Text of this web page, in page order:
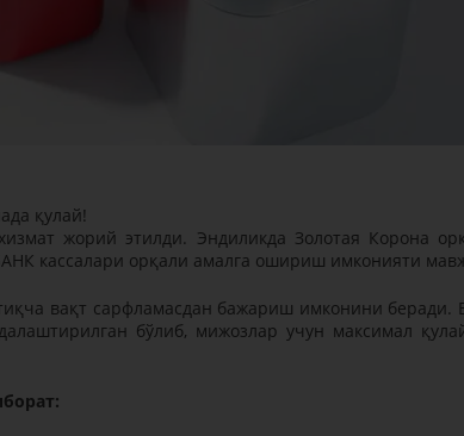
қулай!
жорий этилди. Эндиликда Золотая Корона
кассалари орқали амалга ошириш имконияти
вақт сарфламасдан бажариш имконини беради.
бўлиб, мижозлар учун максимал